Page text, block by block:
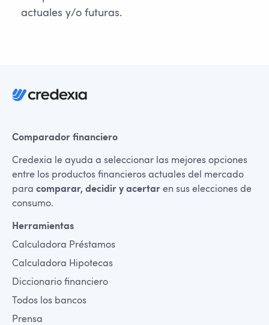
actuales y/o futuras.
Comparador financiero
Credexia le ayuda a seleccionar las mejores opciones
entre los productos financieros actuales del mercado
para comparar, decidir y acertar en sus elecciones de
consumo.
Herramientas
Calculadora Préstamos
Calculadora Hipotecas
Diccionario financiero
Todos los bancos
Prensa